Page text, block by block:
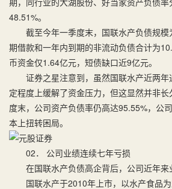
48.51%。
截至今年一季度末，国联水产负债规模
期借款和一年内到期的非流动负债合计为
币资金仅1.64亿元，短债缺口近9亿元。
证券之星注意到，虽然国联水产近两年
定程度上缓解了资金压力，但这显然并非
度末，公司资产负债率仍高达95.55%，公
本上扭转困局。
02． 公司业绩连续七年亏损
在国联水产负债高企背后，公司近年来
国联水产于2010年上市，以水产食品为